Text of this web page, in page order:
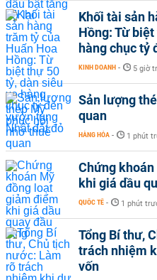
Khối tài sản
Hồng: Từ
hàng chục tỷ
KINH DOANH - 5 giờ
Sản lượng
quan
HÀNG HÓA - 1 phút
Chứng
khi giá dầu
QUỐC TẾ - 1 phút
Tổng Bí thư,
trách nhiệm
vốn